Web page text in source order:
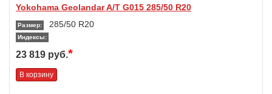
Yokohama Geolandar A/T G015 285/50 R20
Размер: 285/50 R20
Индексы:
23 819 руб.*
В корзину